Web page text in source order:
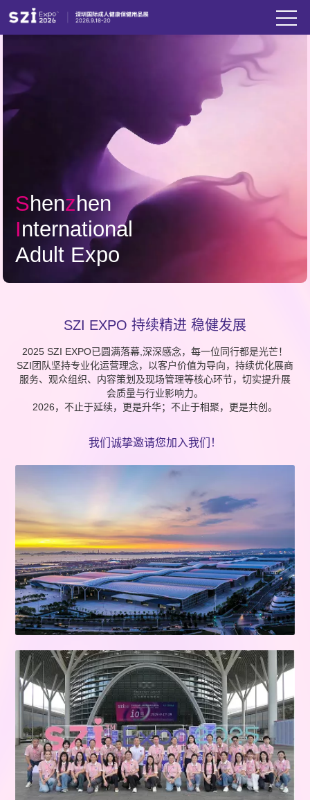
Shenzhen
International
Adult Expo
SZI EXPO 持续精进 稳健发展
2025 SZI EXPO已圆满落幕,深深感念，每一位同行都是光芒！
SZI团队坚持专业化运营理念，以客户价值为导向，持续优化展商
服务、观众组织、内容策划及现场管理等核心环节，切实提升展
会质量与行业影响力。
2026，不止于延续，更是升华；不止于相聚，更是共创。
我们诚挚邀请您加入我们！